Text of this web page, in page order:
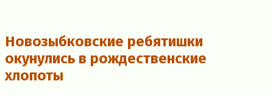
Новозыбковские ребятишки
окунулись в рождественские
хлопоты